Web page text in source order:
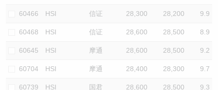
60466 HSI 信证 28,300 28,200 9.9
60468 HSI 信证 28,600 28,500 8.9
60645 HSI 摩通 28,600 28,500 9.2
60704 HSI 摩通 28,400 28,300 9.7
60739 HSI 国君 28,600 28,500 9.3